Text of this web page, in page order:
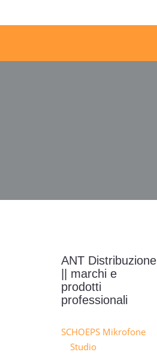
ANT Distribuzione
|| marchi e
prodotti
professionali
SCHOEPS Mikrofone
Studio